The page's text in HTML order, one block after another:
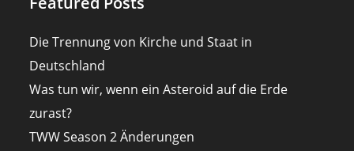
Die Trennung von Kirche und Staat in
Deutschland
Was tun wir, wenn ein Asteroid auf die Erde
zurast?
TWW Season 2 Änderungen